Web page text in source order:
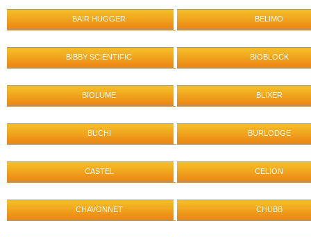
BAIR HUGGER BELIMO
BIBBY SCIENTIFIC BIOBLOCK
BIOLUME BLIXER
BUCHI BURLODGE
CASTEL CELION
CHAVONNET CHUBB